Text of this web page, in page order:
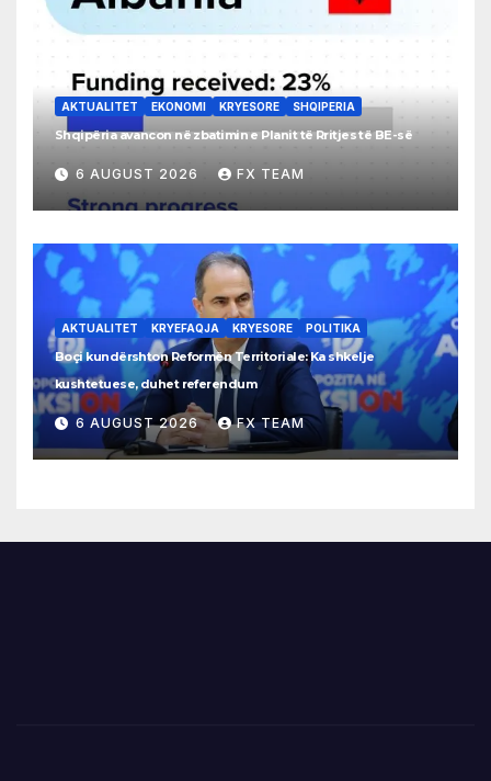
AKTUALITET EKONOMI KRYESORE SHQIPERIA
Shqipëria avancon në zbatimin e Planit të Rritjes të BE-së
6 AUGUST 2026 FX TEAM
AKTUALITET KRYEFAQJA KRYESORE POLITIKA
Boçi kundërshton Reformën Territoriale: Ka shkelje
kushtetuese, duhet referendum
6 AUGUST 2026 FX TEAM